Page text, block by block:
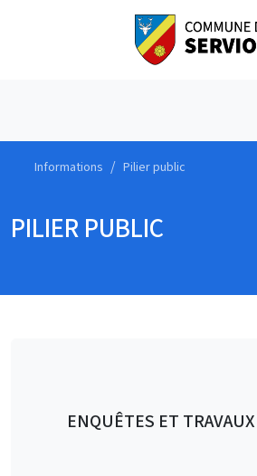
Informations Pilier public
PILIER PUBLIC
ENQUÊTES ET